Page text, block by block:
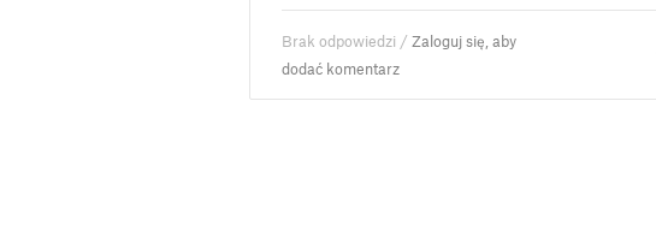
Brak odpowiedzi /Zaloguj się, aby
dodać komentarz